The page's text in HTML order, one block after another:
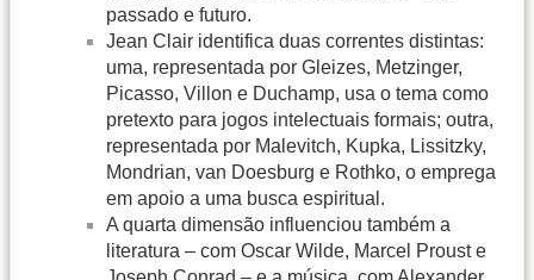
passado e futuro.
Jean Clair identifica duas correntes distintas:
uma, representada por Gleizes, Metzinger,
Picasso, Villon e Duchamp, usa o tema como
pretexto para jogos intelectuais formais; outra,
representada por Malevitch, Kupka, Lissitzky,
Mondrian, van Doesburg e Rothko, o emprega
em apoio a uma busca espiritual.
A quarta dimensão influenciou também a
literatura – com Oscar Wilde, Marcel Proust e